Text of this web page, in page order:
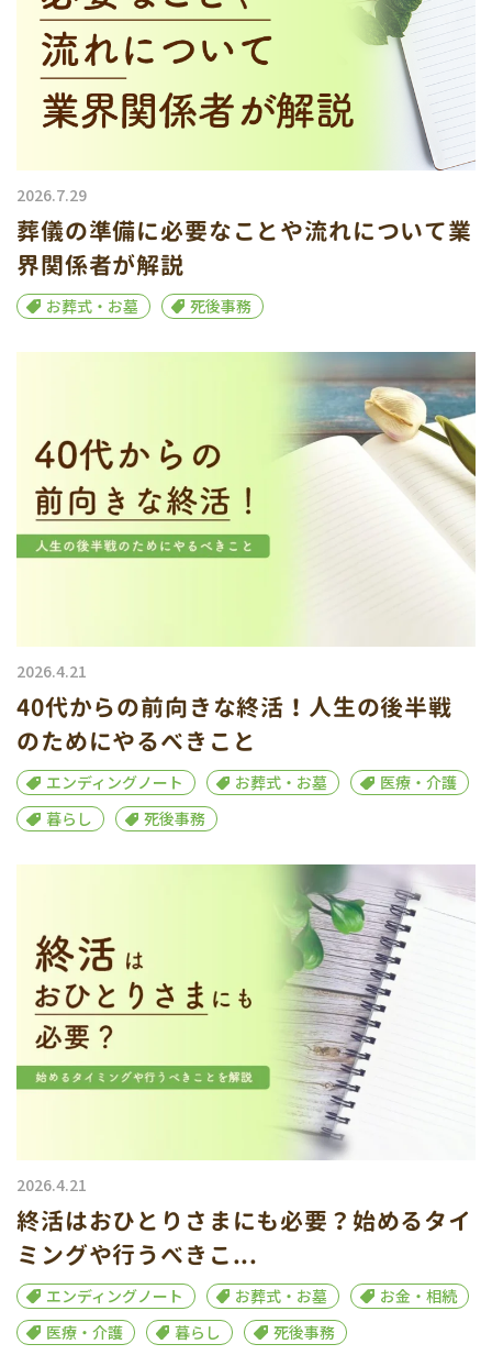
2026.7.29
葬儀の準備に必要なことや流れについて業
界関係者が解説
お葬式・お墓 死後事務
2026.4.21
40代からの前向きな終活！人生の後半戦
のためにやるべきこと
エンディングノート お葬式・お墓
医療・介護
暮らし
死後事務
2026.4.21
終活はおひとりさまにも必要？始めるタイ
ミングや行うべきこ...
エンディングノート お葬式・お墓
お金・相続
医療・介護
暮らし
死後事務